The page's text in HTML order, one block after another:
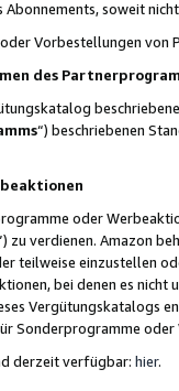
Abonnements, soweit
Vorbestellungen von
des
“) beschriebenen
oder
zu verdienen. Amazon
teilweise einzustellen
bei denen es
Vergütungskatalogs
Sonderprogramme oder
derzeit verfügbar: hier.